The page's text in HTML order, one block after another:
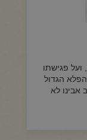
פגישתו
הגדול
אבינו לא